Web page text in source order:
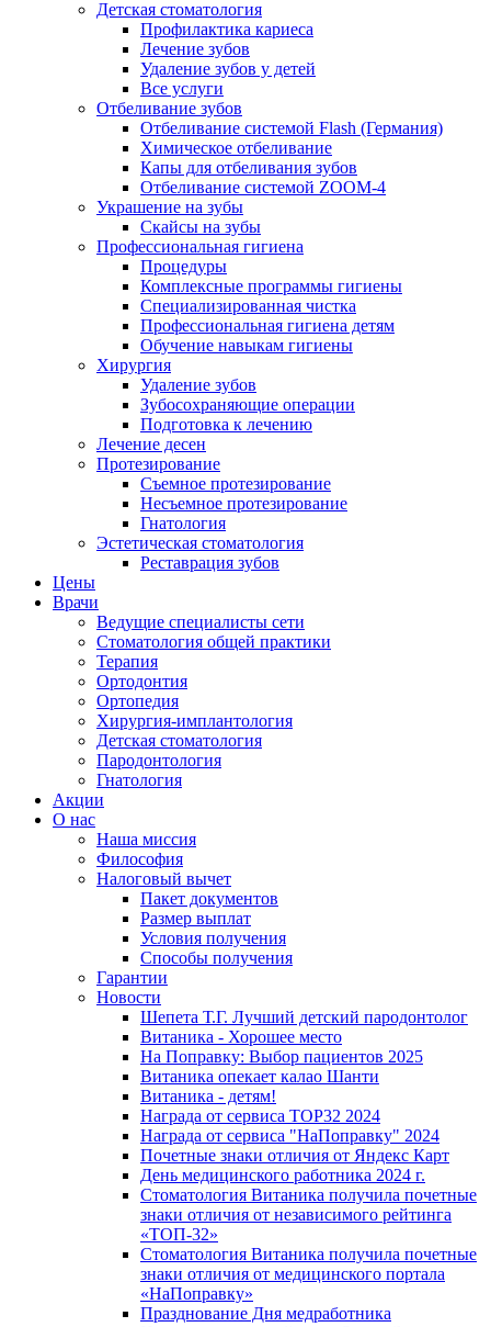
Детская стоматология
Профилактика кариеса
Лечение зубов
Удаление зубов у детей
Все услуги
Отбеливание зубов
Отбеливание системой Flash (Германия)
Химическое отбеливание
Капы для отбеливания зубов
Отбеливание системой ZOOM-4
Украшение на зубы
Скайсы на зубы
Профессиональная гигиена
Процедуры
Комплексные программы гигиены
Специализированная чистка
Профессиональная гигиена детям
Обучение навыкам гигиены
Хирургия
Удаление зубов
Зубосохраняющие операции
Подготовка к лечению
Лечение десен
Протезирование
Съемное протезирование
Несъемное протезирование
Гнатология
Эстетическая стоматология
Реставрация зубов
Цены
Врачи
Ведущие специалисты сети
Стоматология общей практики
Терапия
Ортодонтия
Ортопедия
Хирургия-имплантология
Детская стоматология
Пародонтология
Гнатология
Акции
О нас
Наша миссия
Философия
Налоговый вычет
Пакет документов
Размер выплат
Условия получения
Способы получения
Гарантии
Новости
Шепета Т.Г. Лучший детский пародонтолог
Витаника - Хорошее место
На Поправку: Выбор пациентов 2025
Витаника опекает калао Шанти
Витаника - детям!
Награда от сервиса TOP32 2024
Награда от сервиса "НаПоправку" 2024
Почетные знаки отличия от Яндекс Карт
День медицинского работника 2024 г.
Стоматология Витаника получила почетные
знаки отличия от независимого рейтинга
«ТОП-32»
Стоматология Витаника получила почетные
знаки отличия от медицинского портала
«НаПоправку»
Празднование Дня медработника